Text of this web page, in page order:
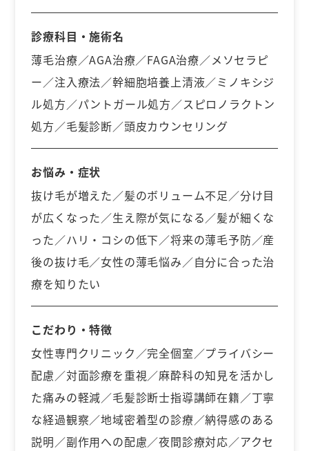
診療科目・施術名
薄毛治療／AGA治療／FAGA治療／メソセラピ
ー／注入療法／幹細胞培養上清液／ミノキシジ
ル処方／パントガール処方／スピロノラクトン
処方／毛髪診断／頭皮カウンセリング
お悩み・症状
抜け毛が増えた／髪のボリューム不足／分け目
が広くなった／生え際が気になる／髪が細くな
った／ハリ・コシの低下／将来の薄毛予防／産
後の抜け毛／女性の薄毛悩み／自分に合った治
療を知りたい
こだわり・特徴
女性専門クリニック／完全個室／プライバシー
配慮／対面診療を重視／麻酔科の知見を活かし
た痛みの軽減／毛髪診断士指導講師在籍／丁寧
な経過観察／地域密着型の診療／納得感のある
説明／副作用への配慮／夜間診療対応／アクセ